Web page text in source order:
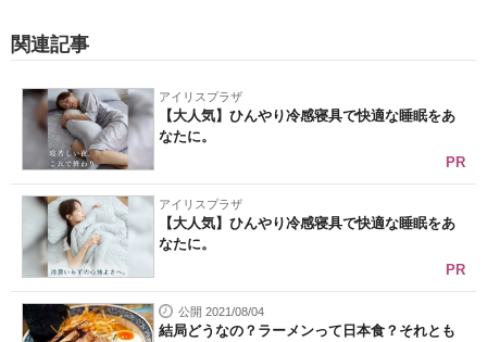
関連記事
アイリスプラザ
【大人気】ひんやり冷感寝具で快適な睡眠をあ
なたに。
PR
アイリスプラザ
【大人気】ひんやり冷感寝具で快適な睡眠をあ
なたに。
PR
公開 2021/08/04
結局どうなの？ラーメンって日本食？それとも